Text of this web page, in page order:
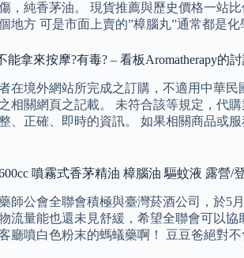
，純香茅油。 現貨推薦與歷史價格一
地方 可是市面上賣的”樟腦丸”通常都是化
拿來按摩?有毒? – 看板Aromatherapy的
在境外網站所完成之訂購，不適用中華
相關網頁之記載。 未符合該等規定，代
、正確、即時的資訊。 如果相關商品或
噴霧式香茅精油 樟腦油 驅蚊液 露營/
師公會全聯會積極與臺灣菸酒公司，於5
流量能也還未見舒緩，希望全聯會可以
噴白色粉末的螞蟻藥啊！ 豆豆爸絕對